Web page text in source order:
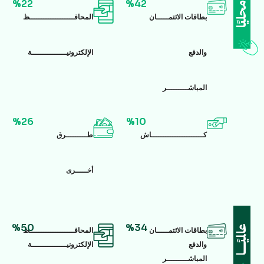
بطاقات الائتمـــــان
والدفع
المباشـــــــــر
%42
المحافـــــــــــــــــــظ
الإلكترونيـــــــــــــــة
%22
كــــــــــــــــــــــاش
%10
طـــــــــرق
أخـــــرى
%26
بطاقات الائتمـــــان
والدفع
المباشـــــــــر
%34
المحافـــــــــــــــــــظ
الإلكترونيـــــــــــــــة
%50